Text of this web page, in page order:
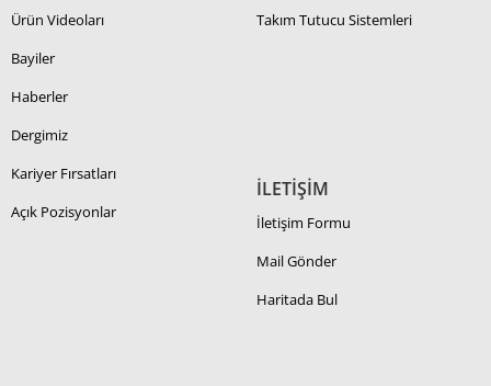
Ürün Videoları
Bayiler
Haberler
Dergimiz
Kariyer Fırsatları
Açık Pozisyonlar
Takım Tutucu Sistemleri
İLETİŞİM
İletişim Formu
Mail Gönder
Haritada Bul